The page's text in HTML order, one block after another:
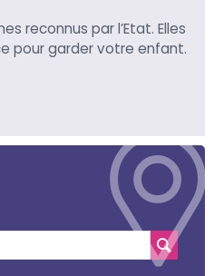
reconnus par l’Etat. Elles
pour garder votre enfant.